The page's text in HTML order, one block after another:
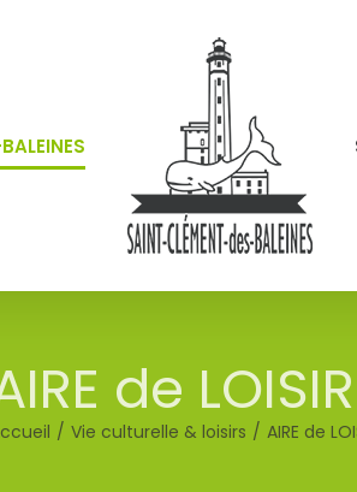
de
Vie culturelle & loisirs AIRE de